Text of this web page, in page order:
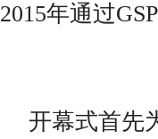
2015年通过
开幕式首先